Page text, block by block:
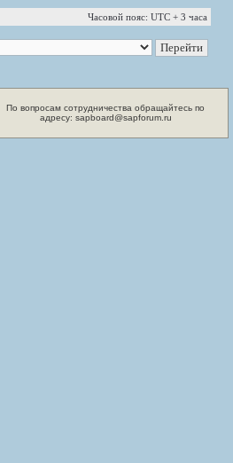
Часовой пояс: UTC + 3 часа
По вопросам сотрудничества обращайтесь по
адресу: sapboard@sapforum.ru